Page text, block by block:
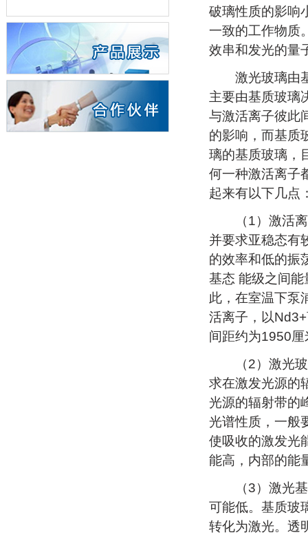
破璃性质的影响
一致的工作物质
效串和发光的量
激光玻璃由基
主要由基质玻璃
与激活离子彼此
的影响，而基质
璃的基质玻璃，
何一种激活离子
起来有以下几点
（1）激活离
并要求亚稳态有
的效率和低的振
基态 能级之间
此，在室温下泵
活离子，以
间距约为1950厘
（2）激光玻
求在激发光源的
光源的辐射带的
光谱性质，一般
使吸收的激发光
能高，内部的能
（3）激光基
可能低。基质玻
转化为激光。透